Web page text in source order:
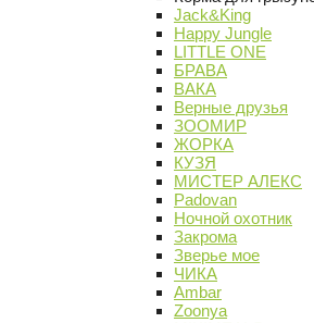
Jack&King
Happy Jungle
LITTLE ONE
БРАВА
ВАКА
Верные друзья
ЗООМИР
ЖОРКА
КУЗЯ
МИСТЕР АЛЕКС
Padovan
Ночной охотник
Закрома
Зверье мое
ЧИКА
Ambar
Zoonya